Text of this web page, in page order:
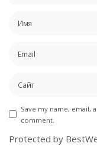
Save my name, email,
comment.
Protected by